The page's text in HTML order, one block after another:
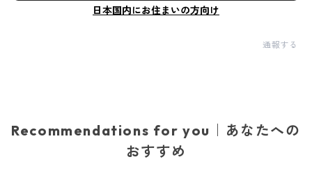
日本国内にお住まいの方向け
通報する
Recommendations for you｜あなたへの
おすすめ